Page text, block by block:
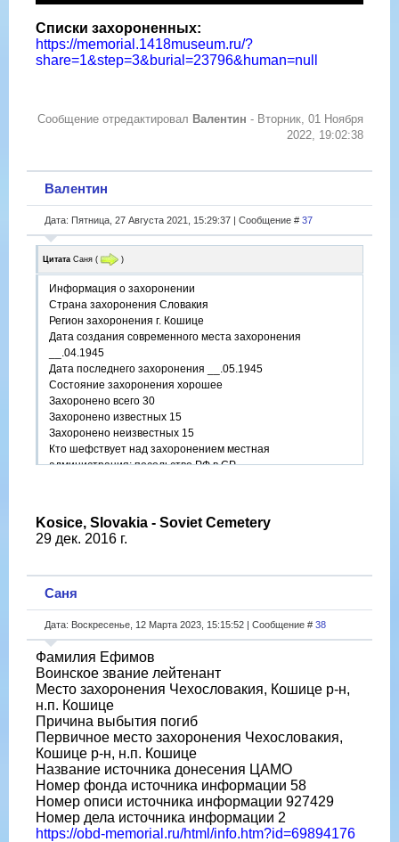
Списки захороненных:
https://memorial.1418museum.ru/?
share=1&step=3&burial=23796&human=null
Сообщение отредактировал Валентин - Вторник, 01 Ноября
2022, 19:02:38
Валентин
Дата: Пятница, 27 Августа 2021, 15:29:37 | Сообщение # 37
Цитата Саня ( )
Информация о захоронении
Страна захоронения Словакия
Регион захоронения г. Кошице
Дата создания современного места захоронения
__.04.1945
Дата последнего захоронения __.05.1945
Состояние захоронения хорошее
Захоронено всего 30
Захоронено известных 15
Захоронено неизвестных 15
Кто шефствует над захоронением местная
администрация; посольство РФ в СР
Kosice, Slovakia - Soviet Cemetery
29 дек. 2016 г.
Саня
Дата: Воскресенье, 12 Марта 2023, 15:15:52 | Сообщение # 38
Фамилия Ефимов
Воинское звание лейтенант
Место захоронения Чехословакия, Кошице р-н,
н.п. Кошице
Причина выбытия погиб
Первичное место захоронения Чехословакия,
Кошице р-н, н.п. Кошице
Название источника донесения ЦАМО
Номер фонда источника информации 58
Номер описи источника информации 927429
Номер дела источника информации 2
https://obd-memorial.ru/html/info.htm?id=69894176